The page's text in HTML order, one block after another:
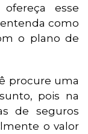
esse
como
o plano de
procure uma
pois na
de seguros
o valor